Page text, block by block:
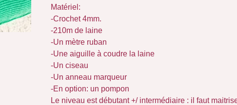
Matériel:
-Crochet 4mm.
-210m de laine
-Un mètre ruban
-Une aiguille à coudre la laine
-Un ciseau
-Un anneau marqueur
-En option: un pompon
Le niveau est débutant +/ intermédiaire : il faut